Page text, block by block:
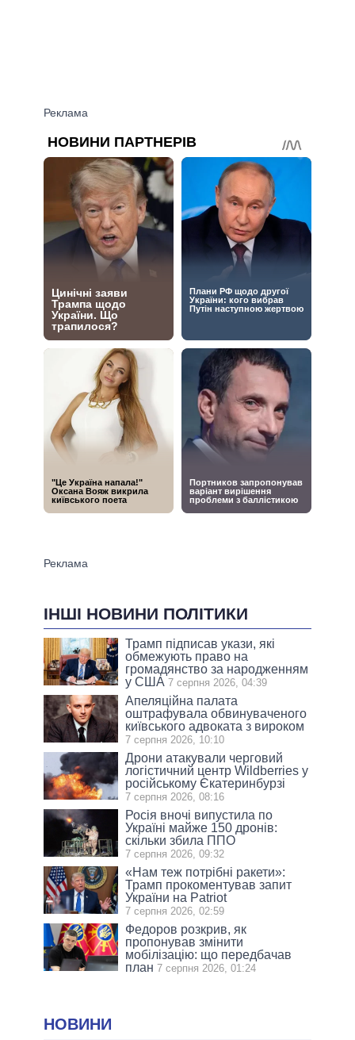
ІНШІ НОВИНИ ПОЛІТИКИ
Трамп підписав укази, які
обмежують право на
громадянство за народженням
у США 7 серпня 2026, 04:39
Апеляційна палата
оштрафувала обвинуваченого
київського адвоката з вироком
7 серпня 2026, 10:10
Дрони атакували черговий
логістичний центр Wildberries у
російському Єкатеринбурзі
7 серпня 2026, 08:16
Росія вночі випустила по
Україні майже 150 дронів:
скільки збила ППО
7 серпня 2026, 09:32
«Нам теж потрібні ракети»:
Трамп прокоментував запит
України на Patriot
7 серпня 2026, 02:59
Федоров розкрив, як
пропонував змінити
мобілізацію: що передбачав
план 7 серпня 2026, 01:24
НОВИНИ